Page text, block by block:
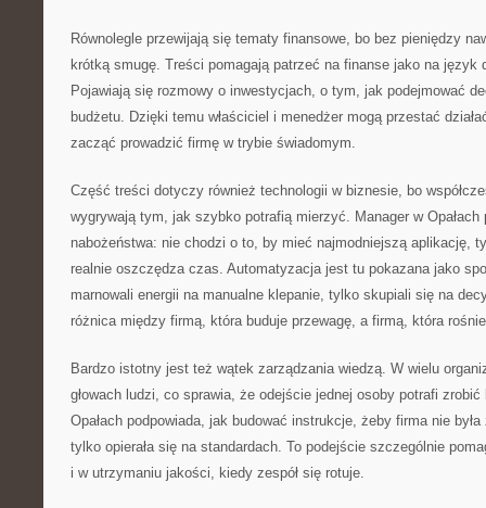
Równolegle przewijają się tematy finansowe, bo bez pieniędzy
krótką smugę. Treści pomagają patrzeć na finanse jako na
Pojawiają się rozmowy o inwestycjach, o tym, jak podejmować
budżetu. Dzięki temu właściciel i menedżer mogą przestać
zacząć prowadzić firmę w trybie świadomym.
Część treści dotyczy również technologii w biznesie, bo
wygrywają tym, jak szybko potrafią mierzyć. Manager w
nabożeństwa: nie chodzi o to, by mieć najmodniejszą aplikację,
realnie oszczędza czas. Automatyzacja jest tu pokazana jako
marnowali energii na manualne klepanie, tylko skupiali się na
różnica między firmą, która buduje przewagę, a firmą, która
Bardzo istotny jest też wątek zarządzania wiedzą. W wielu
głowach ludzi, co sprawia, że odejście jednej osoby potrafi
Opałach podpowiada, jak budować instrukcje, żeby firma nie była
tylko opierała się na standardach. To podejście szczególnie
i w utrzymaniu jakości, kiedy zespół się rotuje.